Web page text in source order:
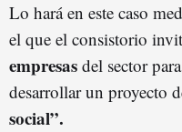
Lo hará en este caso
el que el consistorio
empresas del sector
desarrollar un proyecto
social”.